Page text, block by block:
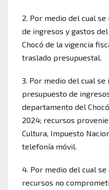
2. ⁠Por medio del cual
de ingresos y gastos
Chocó de la vigencia
traslado presupuestal.
3. ⁠Por medio del cual
presupuesto de
departamento del
2024; recursos
Cultura, Impuesto
telefonía móvil.
4. ⁠Por medio del cual
recursos no